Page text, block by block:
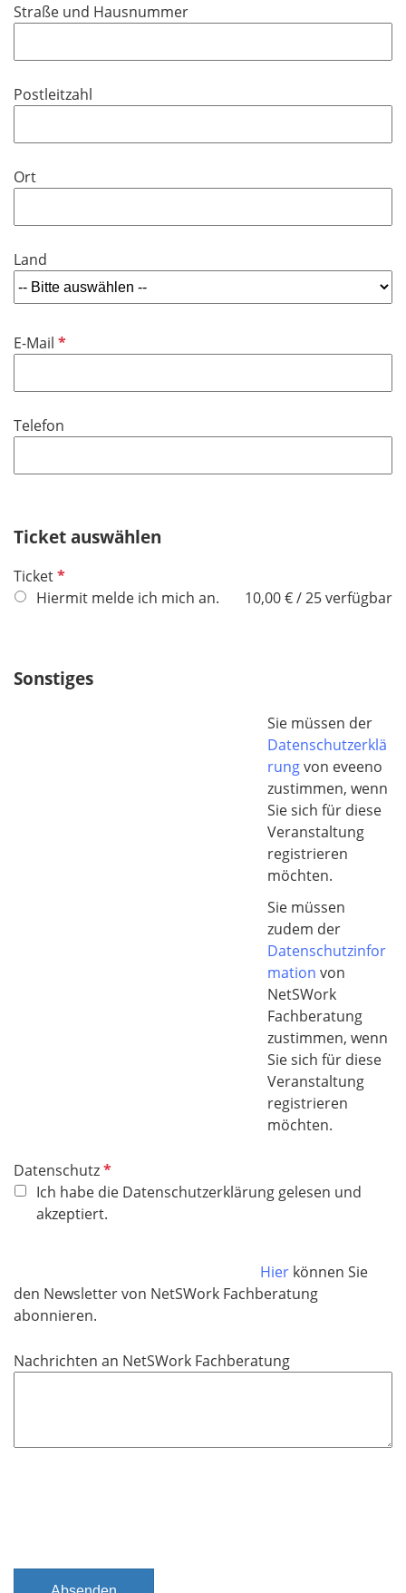
e
d
Straße und Hausnummer
Postleitzahl
Ort
Land
E-Mail P
c
t
l
Telefon
Ticket auswählen
TicketP
f
h
Hiermit melde ich mich an. 10,00 € / 25 verfügbar
Sonstiges
Sie müssen der
Datenschutzerklä
rungvon eveeno
zustimmen, wenn
Sie sich für diese
Veranstaltung
registrieren
möchten.
Sie müssen
zudem der
Datenschutzinfor
mation von
NetSWork
Fachberatung
zustimmen, wenn
Sie sich für diese
Veranstaltung
registrieren
möchten.
DatenschutzP
f
l
t
l
Ich habe die Datenschutzerklärung gelesen und
akzeptiert.
Hier können Sie
den Newsletter von NetSWork Fachberatung
abonnieren.
Nachrichten an NetSWork Fachberatung